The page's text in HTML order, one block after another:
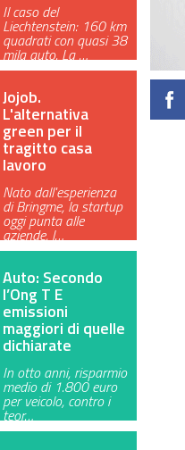
Il caso del
Liechtenstein: 160 km
quadrati con quasi 38
mila auto. La …
Jojob.
L'alternativa
green per il
tragitto casa
lavoro
Nato dall'esperienza
di Bringme, la startup
oggi punta alle
aziende, l…
Auto: Secondo
l’Ong T E
emissioni
maggiori di quelle
dichiarate
In otto anni, risparmio
medio di 1.800 euro
per veicolo, contro i
teor…